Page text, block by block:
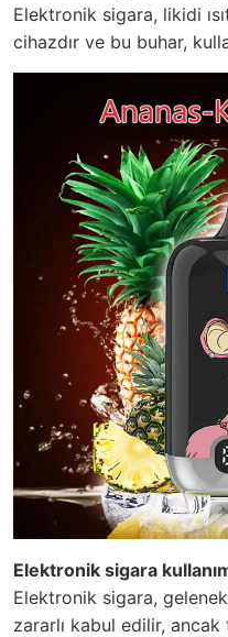
Elektronik sigara, likidi
cihazdır ve bu buhar,
Elektronik sigara
Elektronik sigara,
zararlı kabul edilir,